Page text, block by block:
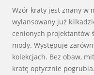
Wzór kraty jest znany w
wylansowany już
cenionych projektantów
mody. Występuje
kolekcjach. Bez obaw,
kratę optycznie